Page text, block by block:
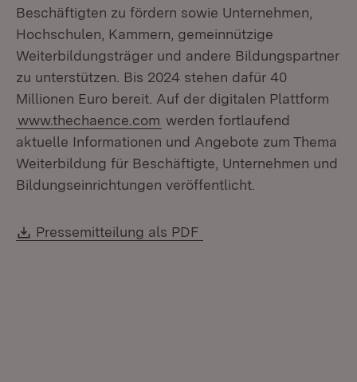
Beschäftigten zu fördern sowie Unternehmen,
Hochschulen, Kammern, gemeinnützige
Weiterbildungsträger und andere Bildungspartner
zu unterstützen. Bis 2024 stehen dafür 40
Millionen Euro bereit. Auf der digitalen Plattform
www.thechaence.com werden fortlaufend
aktuelle Informationen und Angebote zum Thema
Weiterbildung für Beschäftigte, Unternehmen und
Bildungseinrichtungen veröffentlicht.
Download:
Pressemitteilung als PDF